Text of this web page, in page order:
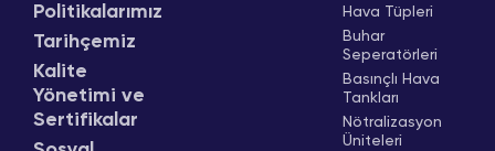
Politikalarımız
Tarihçemiz
Kalite
Yönetimi ve
Sertifikalar
Hava Tüpleri
Buhar
Seperatörleri
Basınçlı Hava
Tankları
Nötralizasyon
Üniteleri